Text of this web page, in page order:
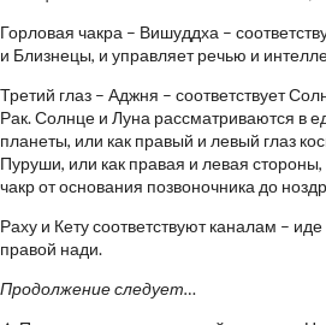
Горловая чакра – Вишуддха –
и Близнецы, и управляет речью и
Третий глаз – Аджня – соответствует
Рак. Солнце и Луна рассматриваются в
планеты, или как правый и левый глаз
Пуруши, или как правая и левая
чакр от основания позвоночника до
Раху и Кету соответствуют каналам –
правой нади.
Продолжение следует…